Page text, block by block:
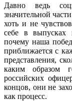
Давно ведь
значительной
хоть и не
себе в выпусках
почему наша
приближается с
представления,
каким образом
российских
концов, они не
как процесс.